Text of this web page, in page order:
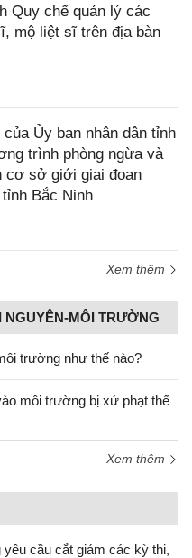
Quy chế quản lý các
mộ liệt sĩ trên địa bàn
Ủy ban nhân dân tỉnh
trình phòng ngừa và
cơ sở giới giai đoạn
Bắc Ninh
Xem thêm
MÔI TRƯỜNG
trường như thế nào?
môi trường bị xử phạt thế
Xem thêm
cầu cắt giảm các kỳ thi,